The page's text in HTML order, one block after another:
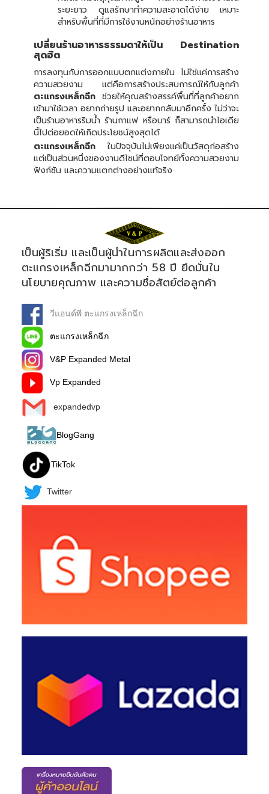
ระยะยาว ดูแลรักษาทำความสะอาดได้ง่าย เหมาะ
สำหรับพื้นที่ที่มีการใช้งานหนักอย่างร้านอาหาร
เปลี่ยนร้านอาหารธรรมดาให้เป็น Destination
สุดฮิต
การลงทุนกับการออกแบบตกแต่งภายใน ไม่ใช่แค่การสร้าง
ความสวยงาม แต่คือการสร้างประสบการณ์ให้กับลูกค้า
ตะแกรงเหล็กฉีก ช่วยให้คุณสร้างสรรค์พื้นที่ที่ลูกค้าอยาก
เข้ามาใช้เวลา อยากถ่ายรูป และอยากกลับมาอีกครั้ง ไม่ว่าจะ
เป็นร้านอาหารริมน้ำ ร้านกาแฟ หรือบาร์ ก็สามารถนำไอเดีย
นี้ไปต่อยอดให้เกิดประโยชน์สูงสุดได้
ตะแกรงเหล็กฉีก ในปัจจุบันไม่เพียงแค่เป็นวัสดุก่อสร้าง
แต่เป็นส่วนหนึ่งของงานดีไซน์ที่ตอบโจทย์ทั้งความสวยงาม
ฟังก์ชัน และความแตกต่างอย่างแท้จริง
เป็นผู้ริเริ่ม และเป็นผู้นำในการผลิตและส่งออก
ตะแกรงเหล็กฉีกมามากกว่า 58 ปี ยึดมั่นใน
นโยบายคุณภาพ และความซื่อสัตย์ต่อลูกค้า
วีแอนด์พี ตะแกรงเหล็กฉีก
ตะแกรงเหล็กฉีก
V&P Expanded Metal
Vp Expanded
expandedvp
BlogGang
TikTok
Twitter